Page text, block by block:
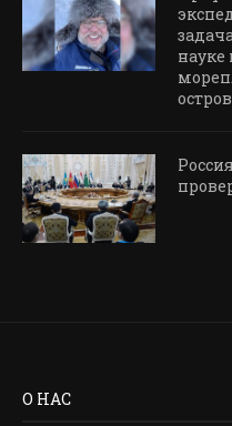
науке
О НАС